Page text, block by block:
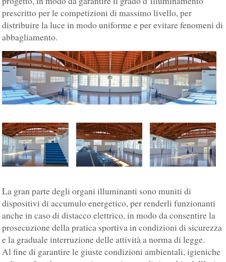
prescritto per le competizioni di massimo livello, per
distribuire la luce in modo uniforme e per evitare fenomeni di
abbagliamento.
La gran parte degli organi illuminanti sono muniti di
dispositivi di accumulo energetico, per renderli funzionanti
anche in caso di distacco elettrico, in modo da consentire la
prosecuzione della pratica sportiva in condizioni di sicurezza
e la graduale interruzione delle attività a norma di legge.
Al fine di garantire le giuste condizioni ambientali, igieniche